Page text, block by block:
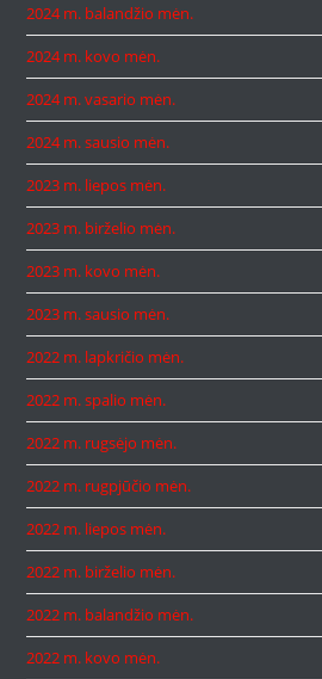
2024 m. balandžio mėn.
2024 m. kovo mėn.
2024 m. vasario mėn.
2024 m. sausio mėn.
2023 m. liepos mėn.
2023 m. birželio mėn.
2023 m. kovo mėn.
2023 m. sausio mėn.
2022 m. lapkričio mėn.
2022 m. spalio mėn.
2022 m. rugsėjo mėn.
2022 m. rugpjūčio mėn.
2022 m. liepos mėn.
2022 m. birželio mėn.
2022 m. balandžio mėn.
2022 m. kovo mėn.